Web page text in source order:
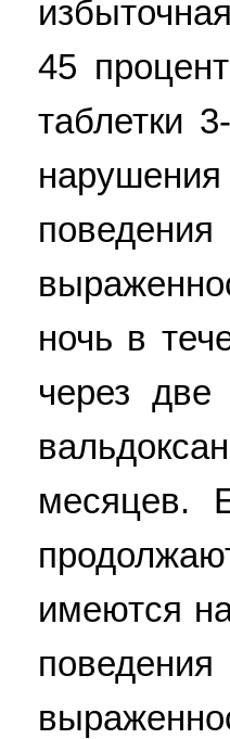
45
таблетки
ночь в
через
месяцев.
имеются